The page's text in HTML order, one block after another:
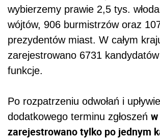
wybierzemy prawie 2,5 tys.
wójtów, 906 burmistrzów oraz
prezydentów miast. W całym
zarejestrowano 6731
funkcje.
Po rozpatrzeniu odwołań i upływie
dodatkowego terminu zgłoszeń
zarejestrowano tylko po jednym